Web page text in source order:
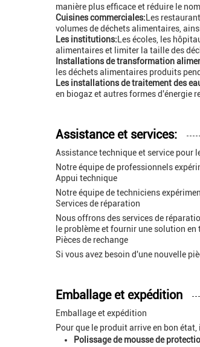
manière plus efficace et réduire le
Cuisines commerciales: Les
volumes de déchets alimentaires,
Les institutions: Les écoles, les
alimentaires et limiter la taille des
Installations de transformation
les déchets alimentaires produits
Les installations de traitement des
en biogaz et autres formes d'énergie
Assistance et services:
Assistance technique et service pour
Notre équipe de professionnels
Appui technique
Notre équipe de techniciens
Services de réparation
Nous offrons des services de
le problème et fournir une solution en
Pièces de rechange
Si vous avez besoin d'une nouvelle
Emballage et expédition
Emballage et expédition
Pour que le produit arrive en bon
Polissage de mousse de